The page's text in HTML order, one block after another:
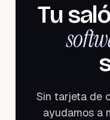
Tu
Sin tarjeta de
ayudamos a